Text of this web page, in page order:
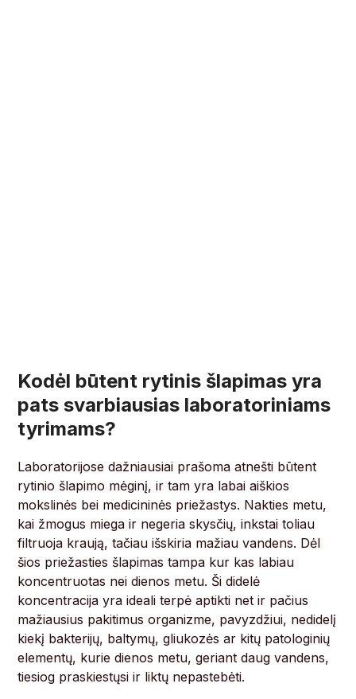
Kodėl būtent rytinis šlapimas yra
pats svarbiausias laboratoriniams
tyrimams?
Laboratorijose dažniausiai prašoma atnešti būtent
rytinio šlapimo mėginį, ir tam yra labai aiškios
mokslinės bei medicininės priežastys. Nakties metu,
kai žmogus miega ir negeria skysčių, inkstai toliau
filtruoja kraują, tačiau išskiria mažiau vandens. Dėl
šios priežasties šlapimas tampa kur kas labiau
koncentruotas nei dienos metu. Ši didelė
koncentracija yra ideali terpė aptikti net ir pačius
mažiausius pakitimus organizme, pavyzdžiui, nedidelį
kiekį bakterijų, baltymų, gliukozės ar kitų patologinių
elementų, kurie dienos metu, geriant daug vandens,
tiesiog praskiestųsi ir liktų nepastebėti.